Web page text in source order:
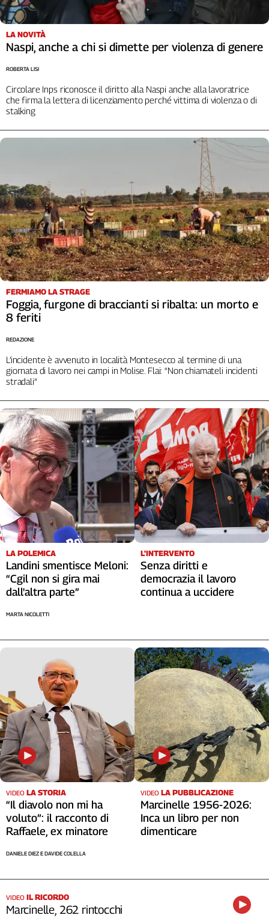
L'Italia
nel
Lavoro
Abruzzo-
Molise
Alto
Basilicata
Emilia-
Romagna
Friuli
Venezia
Giulia
Lazio
Liguria
Lombardia
Marche
Piemonte
Sicilia
Toscana
Umbria
Valle
D'Aosta
Veneto
Archivio
Storico
1955-
2014
Contatti
Newsletter
Social
LA NOVITÀ
Naspi, anche a chi si dimette per violenza di genere
Circolare Inps riconosce il diritto alla Naspi anche alla lavoratrice
che firma la lettera di licenziamento perché vittima di violenza o di
stalking
ROBERTA LISI
FERMIAMO LA STRAGE
Foggia, furgone di braccianti si ribalta: un morto e
8 feriti
L’incidente è avvenuto in località Montesecco al termine di una
giornata di lavoro nei campi in Molise. Flai: “Non chiamateli incidenti
stradali”
REDAZIONE
LA POLEMICA
Landini smentisce Meloni:
“Cgil non si gira mai
dall'altra parte”
MARTA NICOLETTI
L'INTERVENTO
Senza diritti e
democrazia il lavoro
continua a uccidere
VIDEO LA STORIA
“Il diavolo non mi ha
voluto”: il racconto di
Raffaele, ex minatore
DANIELE DIEZ E DAVIDE COLELLA
VIDEO LA PUBBLICAZIONE
Marcinelle 1956-2026:
Inca un libro per non
dimenticare
VIDEO IL RICORDO
Marcinelle, 262 rintocchi